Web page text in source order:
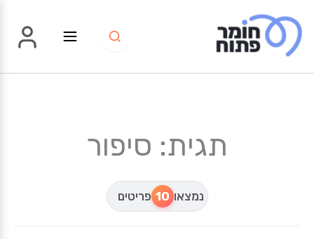
לתוכן
תגית: סיפור
נמצאו 10 פריטים